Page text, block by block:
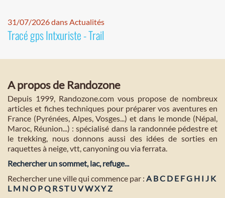
31/07/2026 dans Actualités
Tracé gps Intxuriste - Trail
A propos de Randozone
Depuis 1999, Randozone.com vous propose de nombreux
articles et fiches techniques pour préparer vos aventures en
France (Pyrénées, Alpes, Vosges...) et dans le monde (Népal,
Maroc, Réunion...) : spécialisé dans la randonnée pédestre et
le trekking, nous donnons aussi des idées de sorties en
raquettes à neige, vtt, canyoning ou via ferrata.
Rechercher un sommet, lac, refuge...
Rechercher une ville qui commence par : A BC D E FG H I J K
L M NO PQ RST U VWXYZ